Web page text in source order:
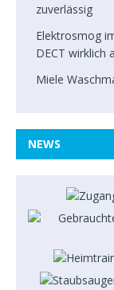
zuverlässig
Elektrosmog
DECT wirklich
Miele
NEWS